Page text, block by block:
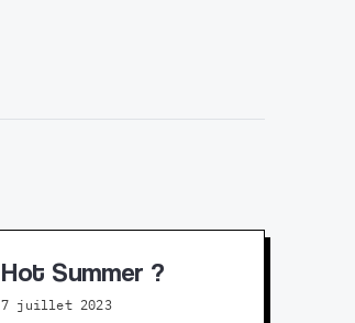
Hot Summer ?
7 juillet 2023